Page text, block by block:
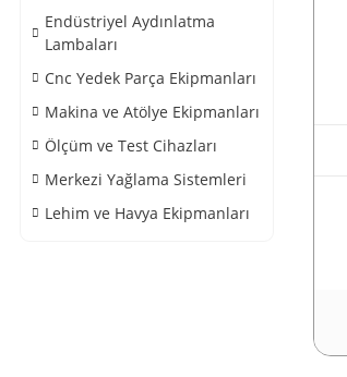
Endüstriyel Aydınlatma
Lambaları
Cnc Yedek Parça Ekipmanları
Makina ve Atölye Ekipmanları
Ölçüm ve Test Cihazları
Merkezi Yağlama Sistemleri
Lehim ve Havya Ekipmanları